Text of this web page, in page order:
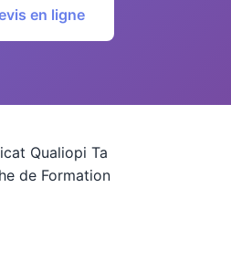
en ligne